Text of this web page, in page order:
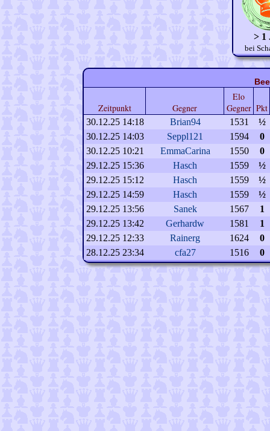
> 1
bei
Zeitpunkt Gegner
Elo
Gegner Pkt
30.12.25 14:18 Brian94 1531
½
30.12.25 14:03
Seppl121 1594
0
30.12.25 10:21
EmmaCarina 1550
0
29.12.25 15:36
Hasch 1559
½
29.12.25 15:12
Hasch 1559
½
29.12.25 14:59
Hasch 1559
½
29.12.25 13:56
Sanek 1567
1
29.12.25 13:42
Gerhardw 1581
1
29.12.25 12:33
Rainerg 1624
0
28.12.25 23:34
cfa27 1516 0